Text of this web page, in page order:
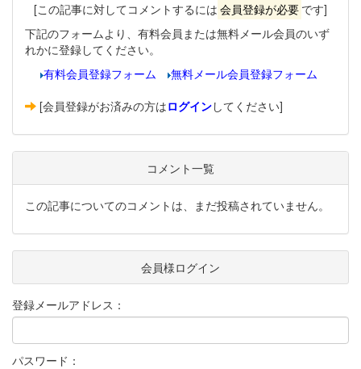
[この記事に対してコメントするには 会員登録が必要 です]
下記のフォームより、有料会員または無料メール会員のいず
れかに登録してください。
有料会員登録フォーム
無料メール会員登録フォーム
[会員登録がお済みの方はログインしてください]
コメント一覧
この記事についてのコメントは、まだ投稿されていません。
会員様ログイン
登録メールアドレス：
パスワード：